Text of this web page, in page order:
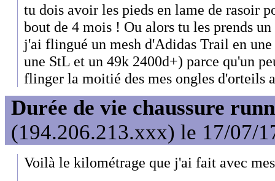
tu dois avoir les pieds en lame de rasoir
bout de 4 mois ! Ou alors tu les prends
j'ai flingué un mesh d'Adidas Trail en
une StL et un 49k 2400d+) parce qu'un
flinger la moitié des mes ongles d'orteils
Durée de vie chaussure
(194.206.213.xxx) le 17/07/
Voilà le kilométrage que j'ai fait avec